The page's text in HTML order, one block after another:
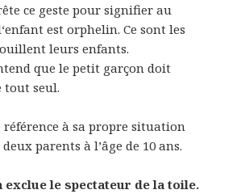
ce geste pour signifier au
est orphelin. Ce sont les
leurs enfants.
que le petit garçon doit
tout seul.
à sa propre situation
parents à l’âge de 10 ans.
exclue le spectateur de la toile.